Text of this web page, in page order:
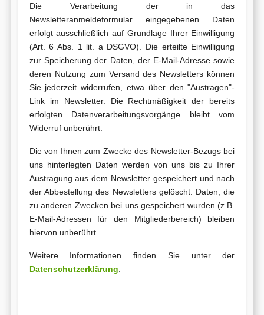
Die Verarbeitung der in das
Newsletteranmeldeformular eingegebenen Daten
erfolgt ausschließlich auf Grundlage Ihrer Einwilligung
(Art. 6 Abs. 1 lit. a DSGVO). Die erteilte Einwilligung
zur Speicherung der Daten, der E-Mail-Adresse sowie
deren Nutzung zum Versand des Newsletters können
Sie jederzeit widerrufen, etwa über den "Austragen"-
Link im Newsletter. Die Rechtmäßigkeit der bereits
erfolgten Datenverarbeitungsvorgänge bleibt vom
Widerruf unberührt.
Die von Ihnen zum Zwecke des Newsletter-Bezugs bei
uns hinterlegten Daten werden von uns bis zu Ihrer
Austragung aus dem Newsletter gespeichert und nach
der Abbestellung des Newsletters gelöscht. Daten, die
zu anderen Zwecken bei uns gespeichert wurden (z.B.
E-Mail-Adressen für den Mitgliederbereich) bleiben
hiervon unberührt.
Weitere Informationen finden Sie unter der
Datenschutzerklärung